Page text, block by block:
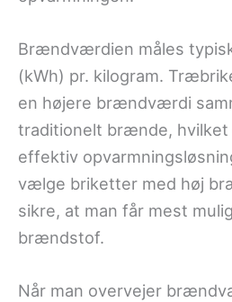
Brændværdien måles
(kWh) pr. kilogram.
en højere brændværdi
traditionelt brænde, hvilket
effektiv
vælge briketter med høj
sikre, at man får mest
brændstof.
Når man overvejer